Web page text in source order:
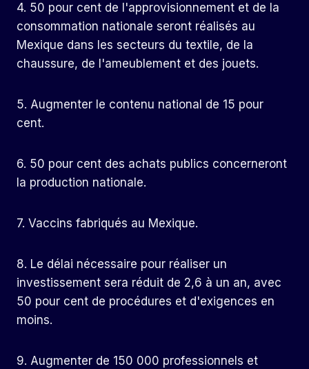
4. 50 pour cent de l'approvisionnement et de la
consommation nationale seront réalisés au
Mexique dans les secteurs du textile, de la
chaussure, de l'ameublement et des jouets.
5. Augmenter le contenu national de 15 pour
cent.
6. 50 pour cent des achats publics concerneront
la production nationale.
7. Vaccins fabriqués au Mexique.
8. Le délai nécessaire pour réaliser un
investissement sera réduit de 2,6 à un an, avec
50 pour cent de procédures et d'exigences en
moins.
9. Augmenter de 150 000 professionnels et